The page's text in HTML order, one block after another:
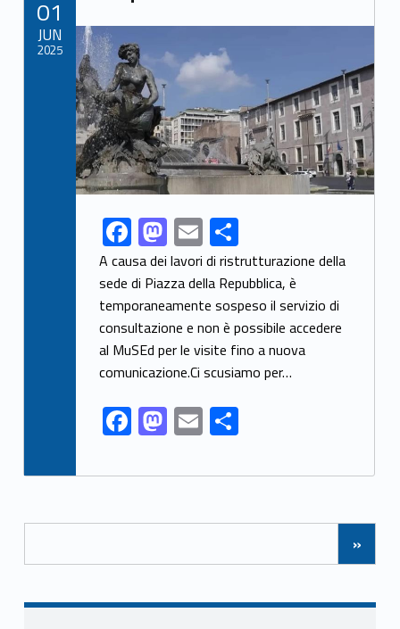
o
k
n
Link identifier archive #link-archive-thumb-soap-57583
Link identifier share facebook archive #share-link-archive-98084F
ac
e
b
o
o
k
M
as
to
d
o
n
E
m
ai
l
S
h
ar
e
A causa dei lavori di ristrutturazione della
sede di Piazza della Repubblica, è
temporaneamente sospeso il servizio di
consultazione e non è possibile accedere
al MuSEd per le visite fino a nuova
comunicazione.Ci scusiamo per…
F
ac
e
o
o
k
M
as
to
o
n
E
m
ai
S
h
ar
01
JUN
2025
Posts Navigation
»